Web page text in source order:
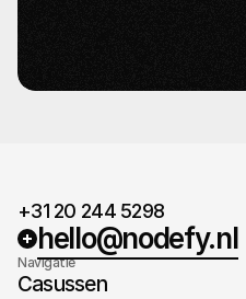
+31 20 244 5298
hello@nodefy.nl
Navigatie
Casussen